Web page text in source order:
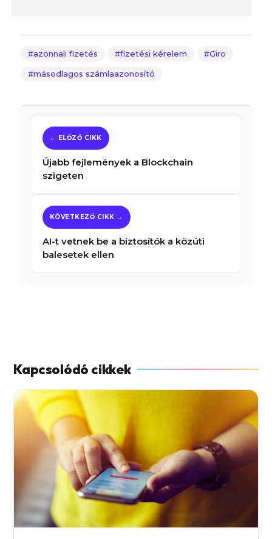
azonnali fizetés fizetési kérelem Giro
másodlagos számlaazonosító
Újabb fejlemények a Blockchain
szigeten
AI-t vetnek be a biztosítók a közúti
balesetek ellen